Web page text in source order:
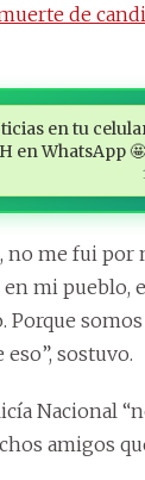
de
en tu
en WhatsApp 🤩
no me fui por
mi pueblo,
Porque
sostuvo.
Nacional
amigos